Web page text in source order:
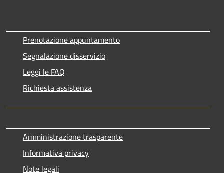
Prenotazione appuntamento
Segnalazione disservizio
Leggi le FAQ
Richiesta assistenza
Amministrazione trasparente
Informativa privacy
Note legali